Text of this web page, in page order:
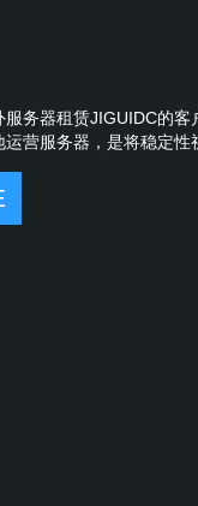
务器租赁JIGUIDC的客
营服务器，是将稳定性